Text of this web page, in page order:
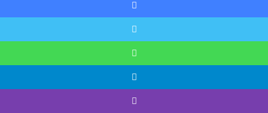
pendant la guerre d’Algérie par un Saint-
Sulpicien »
Les Soirées d’été : Dalí, journal d’un
Concert « Autour du romantisme »
Facebook
X
WhatsApp
Telegram